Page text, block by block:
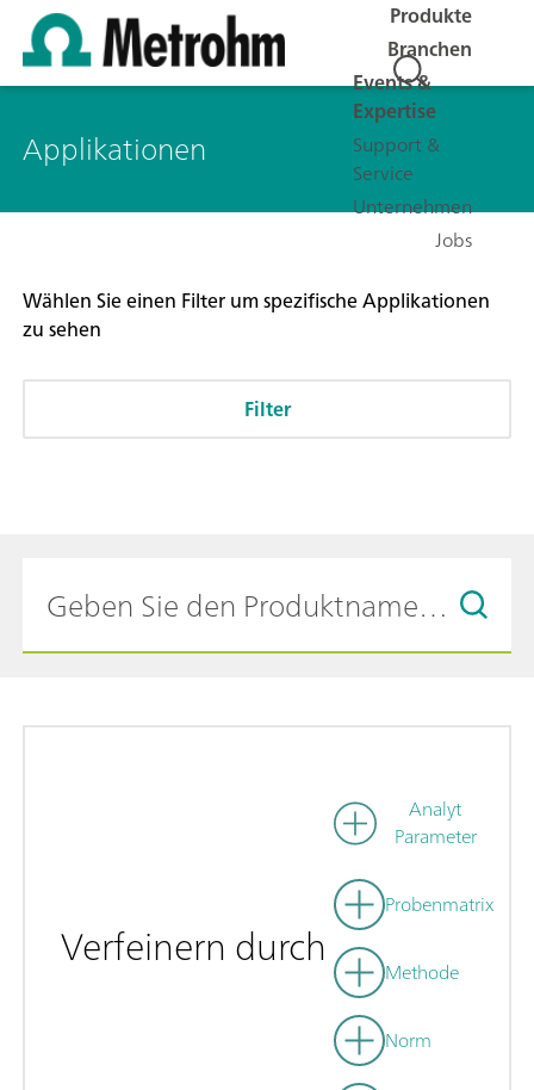
Produkte
Branchen
Events &
Expertise
Support &
Service
Unternehmen
Jobs
Applikationen
Wählen Sie einen Filter um spezifische Applikationen
zu sehen
Filter
Verfeinern durch
Analyt
Parameter
Probenmatrix
Methode
Norm